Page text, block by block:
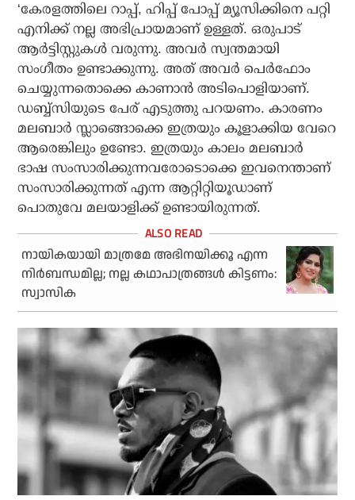
‘കേരളത്തിലെ റാപ്പ്, ഹിപ്പ് പോപ്പ് മ്യൂസിക്കിനെ പറ്റി
എനിക്ക് നല്ല അഭിപ്രായമാണ് ഉള്ളത്. ഒരുപാട്
ആര്‍ട്ടിസ്റ്റുകള്‍ വരുന്നു. അവര്‍ സ്വന്തമായി
സംഗീതം ഉണ്ടാക്കുന്നു. അത് അവര്‍ പെര്‍ഫോം
ചെയ്യുന്നതൊക്കെ കാണാന്‍ അടിപൊളിയാണ്.
ഡബ്ബ്‌സിയുടെ പേര് എടുത്തു പറയണം. കാരണം
മലബാര്‍ സ്ലാങ്ങൊക്കെ ഇത്രയും കൂളാക്കിയ വേറെ
ആരെങ്കിലും ഉണ്ടോ. ഇത്രയും കാലം മലബാര്‍
ഭാഷ സംസാരിക്കുന്നവരോടൊക്കെ ഇവനെന്താണ്
സംസാരിക്കുന്നത് എന്ന ആറ്റിറ്റിയൂഡാണ്
പൊതുവേ മലയാളിക്ക് ഉണ്ടായിരുന്നത്.
നായികയായി മാത്രമേ അഭിനയിക്കൂ എന്ന
നിർബന്ധമില്ല; നല്ല കഥാപാത്രങ്ങൾ കിട്ടണം:
സ്വാസിക